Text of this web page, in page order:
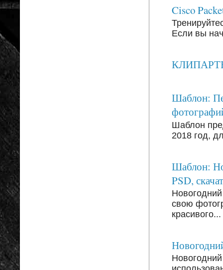
Cisco
Если вы
КЛИПАРТЫ:
Шаблон:
Шаблон
2018 год,
Шаблон:
PSD,
свою
красивого...